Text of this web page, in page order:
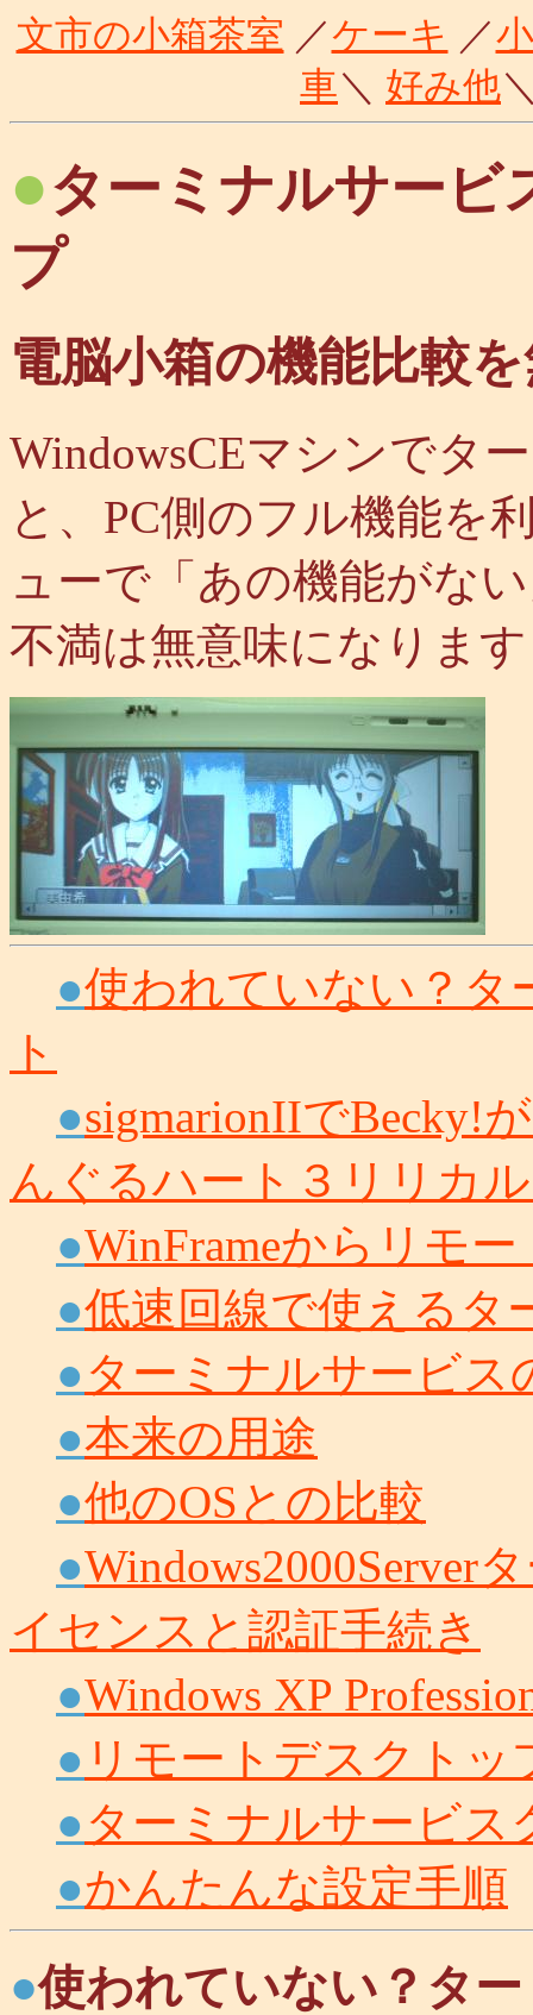
文市の小箱茶室 ／ケーキ ／
車＼ 好み他
●ターミナルサービ
プ
電脳小箱の機能比較
WindowsCEマシンでタ
と、PC側のフル機能を
ューで「あの機能がな
不満は無意味になりま
●使われていない？タ
ト
●sigmarionIIでBecky!
んぐるハート３リリカ
●WinFrameからリモ
●低速回線で使えるタ
●ターミナルサービス
●本来の用途
●他のOSとの比較
●Windows2000Server
イセンスと認証手続き
●Windows XP
● リモートデスクトッ
●ターミナルサービス
●かんたんな設定手順
●使われていない？タ